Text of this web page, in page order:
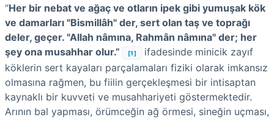
“Her bir nebat ve ağaç ve otların ipek gibi yumuşak kök
ve damarları "Bismillâh" der, sert olan taş ve toprağı
deler, geçer. "Allah nâmına, Rahmân nâmına" der; her
şey ona musahhar olur.”
[1]
ifadesinde minicik zayıf
köklerin sert kayaları parçalamaları fiziki olarak imkansız
olmasına rağmen, bu fiilin gerçekleşmesi bir intisaptan
kaynaklı bir kuvveti ve musahhariyeti göstermektedir.
Arının bal yapması, örümceğin ağ örmesi, sineğin uçması,